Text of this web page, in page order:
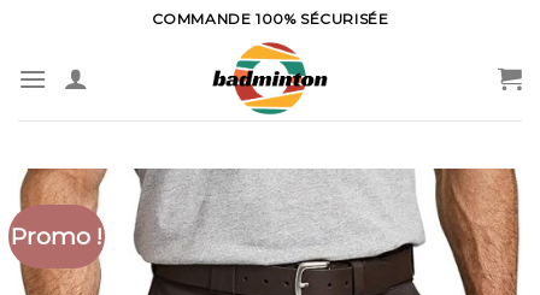
content
COMMANDE 100% SÉCURISÉE
Promo !